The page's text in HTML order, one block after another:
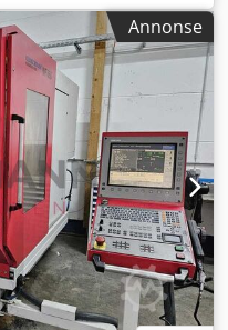
kg Turtallsområde
Verktøyveksler 24-
Siemens 840 D
kg Referanse:
2,3 x 3,1 x 2,3 m
Annonse